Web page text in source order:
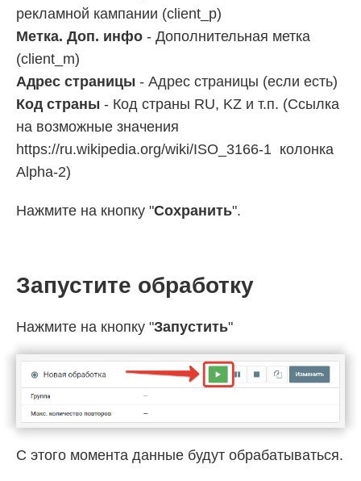
рекламной кампании (client_p)
Метка. Доп. инфо - Дополнительная метка
(client_m)
Адрес страницы - Адрес страницы (если есть)
Код страны - Код страны RU, KZ и т.п. (Ссылка
на возможные значения
https://ru.wikipedia.org/wiki/ISO_3166-1 колонка
Alpha-2)
Нажмите на кнопку "Сохранить".
Запустите обработку
Нажмите на кнопку "Запустить"
С этого момента данные будут обрабатываться.